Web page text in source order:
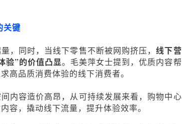
关键
，同时，当线下零售不断被网购挤压，线下营
验”的价值凸显。毛美萍女士提到，优质内容帮
高品质消费体验的线下消费者。
内容造价高昂，从可持续发展来看，购物中心
容，撬动线下流量，提升体验效率。